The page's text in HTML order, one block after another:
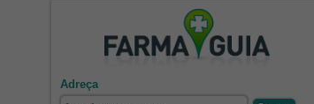
Adreça